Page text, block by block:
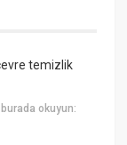
temizlik
burada okuyun: